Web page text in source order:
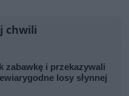
chwili
zabawkę i przekazywali
losy słynnej